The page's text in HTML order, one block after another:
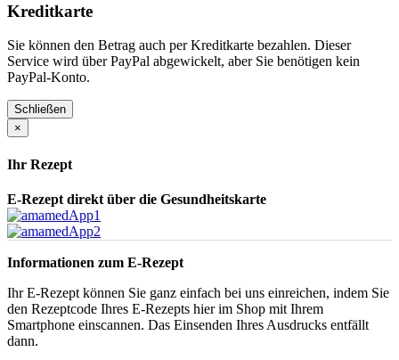
Kreditkarte
Sie können den Betrag auch per Kreditkarte bezahlen. Dieser
Service wird über PayPal abgewickelt, aber Sie benötigen kein
PayPal-Konto.
Schließen
×
Ihr Rezept
E-Rezept direkt über die Gesundheitskarte
Informationen zum E-Rezept
Ihr E-Rezept können Sie ganz einfach bei uns einreichen, indem Sie
den Rezeptcode Ihres E-Rezepts hier im Shop mit Ihrem
Smartphone einscannen. Das Einsenden Ihres Ausdrucks entfällt
dann.